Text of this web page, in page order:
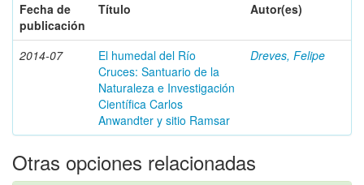
Fecha de
publicación
Título Autor(es)
2014-07
El humedal del Río
Cruces: Santuario de la
Naturaleza e Investigación
Científica Carlos
Anwandter y sitio Ramsar
Dreves, Felipe
Otras opciones relacionadas